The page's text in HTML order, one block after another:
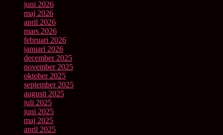
juni 2026
maj 2026
april 2026
mars 2026
februari 2026
januari 2026
december 2025
november 2025
oktober 2025
september 2025
augusti 2025
juli 2025
juni 2025
maj 2025
april 2025